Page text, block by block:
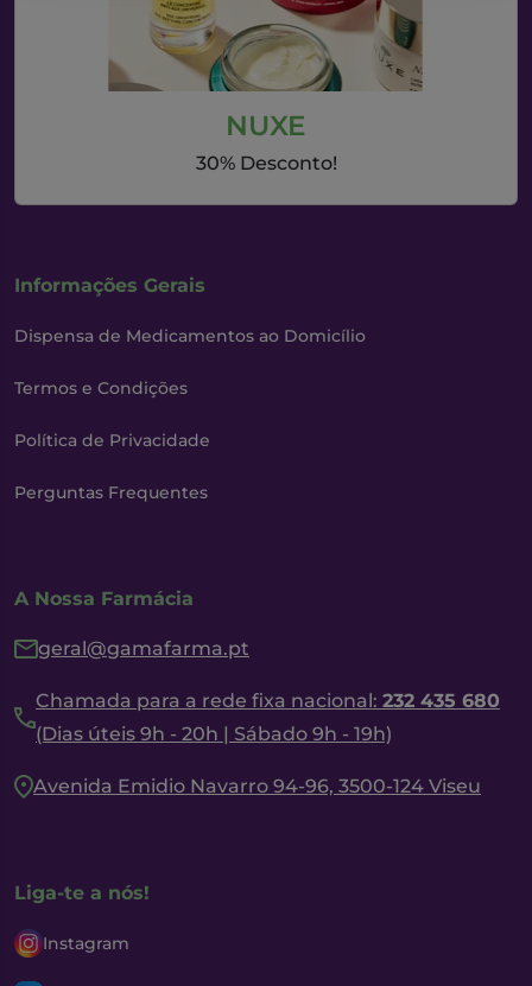
NUXE
30% Desconto!
Informações Gerais
Dispensa de Medicamentos ao Domicílio
Termos e Condições
Política de Privacidade
Perguntas Frequentes
A Nossa Farmácia
geral@gamafarma.pt
Chamada para a rede fixa nacional: 232 435 680
(Dias úteis 9h - 20h | Sábado 9h - 19h)
Avenida Emidio Navarro 94-96, 3500-124 Viseu
Liga-te a nós!
Instagram